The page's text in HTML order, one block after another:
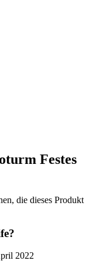
Festes
die dieses Produkt
2022